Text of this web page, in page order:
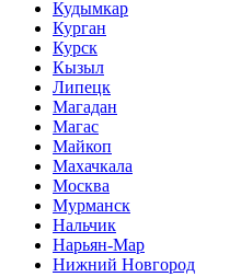
Кудымкар
Курган
Курск
Кызыл
Липецк
Магадан
Магас
Майкоп
Махачкала
Москва
Мурманск
Нальчик
Нарьян-Мар
Нижний Новгород